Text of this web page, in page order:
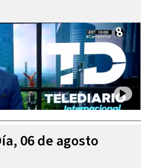
06 de agosto